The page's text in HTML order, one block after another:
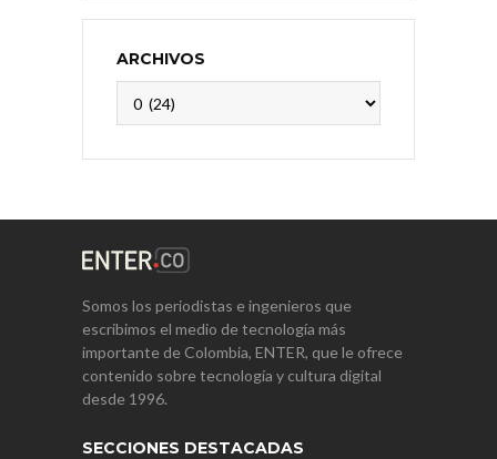
ARCHIVOS
Somos los periodistas e ingenieros que
escribimos el medio de tecnología más
importante de Colombia, ENTER, que le ofrece
contenido sobre tecnología y cultura digital
desde 1996.
SECCIONES DESTACADAS